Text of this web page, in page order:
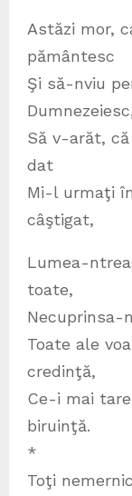
Astăzi mor,
pământesc
Şi să-nviu
Să v-arăt,
dat
Mi-l urmaţi
câştigat,
Lumea-
toate,
Necuprinsa-
Toate ale
credinţă,
Ce-i mai
biruinţă.
*
Toţi